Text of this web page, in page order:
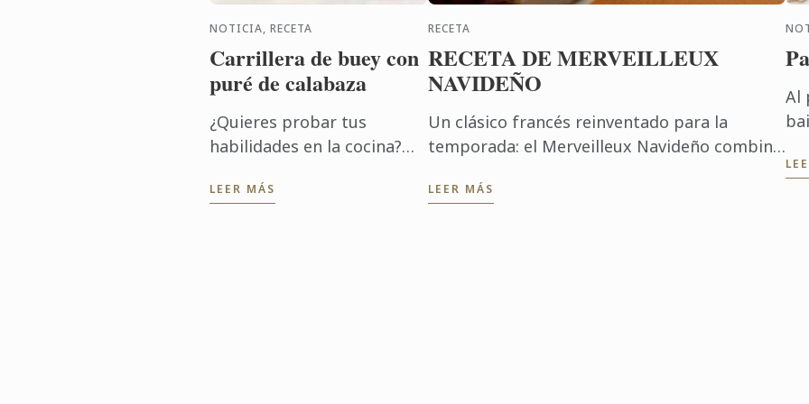
NOTICIA, RECETA
Carrillera de buey con
puré de calabaza
¿Quieres probar tus
habilidades en la cocina?
carrillera de buey, un
LEER MÁS
RECETA
RECETA DE MERVEILLEUX
NAVIDEÑO
Un clásico francés reinventado para la
temporada: el Merveilleux Navideño combina
virutas de chocolate oscuro para ...
LEER MÁS
Al